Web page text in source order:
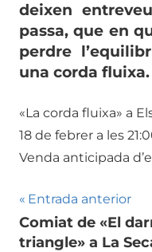
deixen
passa, que en
perdre
una corda fluixa.
«La corda fluixa» a
18 de febrer a les
Venda anticipada
Navegació
d'entrades
Entrada anterior
Comiat de «El
triangle» a La